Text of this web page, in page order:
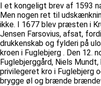
I et kongeligt brev af 1593
Men nogen ret til
ikke. I 1677 blev præsten i
Jensen Farsovius, afsat,
drukkenskab og fylderi på
kroen i Fuglebjerg . Den 12.
Fuglebjerggård, Niels
privilegeret kro i Fuglebjerg
brygge øl og brænde